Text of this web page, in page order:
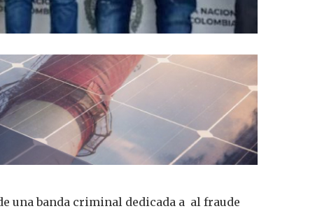
una banda criminal dedicada a al fraude